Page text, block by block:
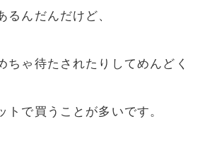
るんだんだけど、
ちゃ待たされたりしてめんどく
トで買うことが多いです。